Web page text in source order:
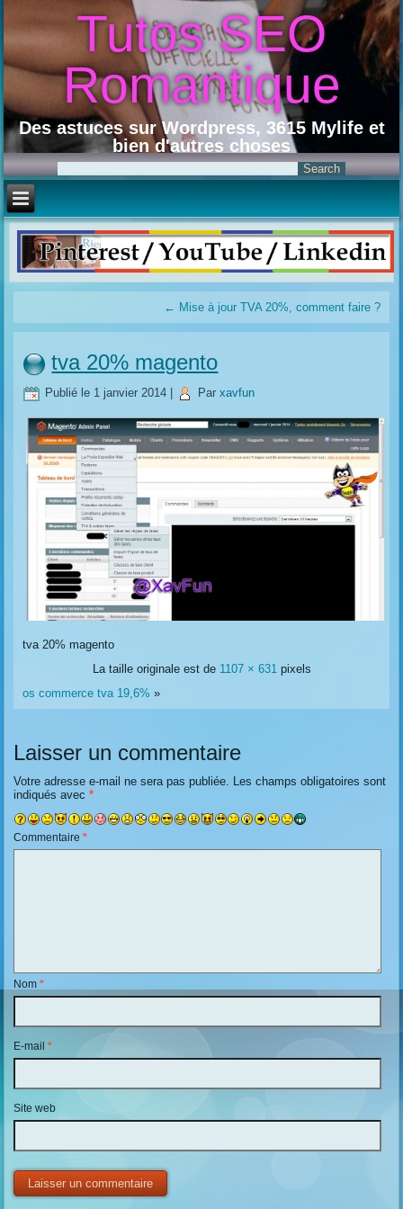
Tutos SEO
Romantique
Des astuces sur Wordpress, 3615 Mylife et
bien d'autres choses
← Mise à jour TVA 20%, comment faire ?
tva 20% magento
Publié le 1 janvier 2014 Par xavfun
tva 20% magento
La taille originale est de 1107 × 631 pixels
os commerce tva 19,6% »
Laisser un commentaire
Votre adresse e-mail ne sera pas publiée. Les champs obligatoires sont
indiqués avec*
Commentaire*
Nom*
E-mail*
Site web